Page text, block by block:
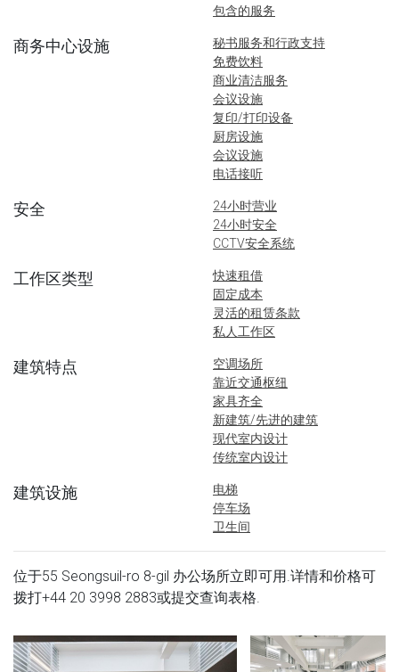
包含的服务
商务中心设施
秘书服务和行政支持
免费饮料
商业清洁服务
会议设施
复印/打印设备
厨房设施
会议设施
电话接听
安全
24小时营业
24小时安全
CCTV安全系统
工作区类型
快速租借
固定成本
灵活的租赁条款
私人工作区
建筑特点
空调场所
靠近交通枢纽
家具齐全
新建筑/先进的建筑
现代室内设计
传统室内设计
建筑设施
电梯
停车场
卫生间
位于55 Seongsuil-ro 8-gil 办公场所立即可用.详情和价格可
拨打+44 20 3998 2883或提交查询表格.